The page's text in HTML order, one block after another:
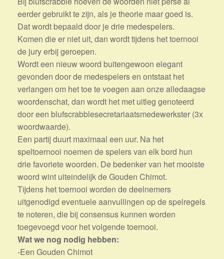
eerder gebruikt te zijn, als je theorie maar goed is.
Dat wordt bepaald door je drie medespelers.
Komen die er niet uit, dan wordt tijdens het toernooi
de jury erbij geroepen.
Wordt een nieuw woord buitengewoon elegant
gevonden door de medespelers en ontstaat het
verlangen om het toe te voegen aan onze alledaagse
woordenschat, dan wordt het met uitleg genoteerd
door een blufscrabblesecretariaatsmedewerkster (3x
woordwaarde).
Een partij duurt maximaal een uur. Na het
speltoernooi noemen de spelers van elk bord hun
drie favoriete woorden. De bedenker van het mooiste
woord wint uiteindelijk de Gouden Chimot.
Tijdens het toernooi worden de deelnemers
uitgenodigd eventuele aanvullingen op de spelregels
te noteren, die bij consensus kunnen worden
toegevoegd voor het volgende toernooi.
Wat we nog nodig hebben:
-Een Gouden Chimot